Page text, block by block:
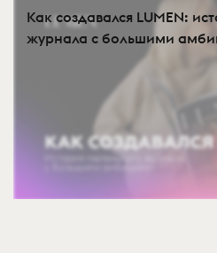
Как создавался LUMEN:
журнала с большими